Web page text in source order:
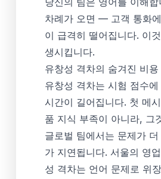
차례가 오면 — 고객 통화
이 급격히 떨어집니다. 이
생시킵니다.
유창성 격차의 숨겨진 비용
유창성 격차는 시험 점수
시간이 길어집니다. 첫 메
품 지식 부족이 아니라, 그
글로벌 팀에서는 문제가
가 지연됩니다. 서울의 영
성 격차는 언어 문제로 위